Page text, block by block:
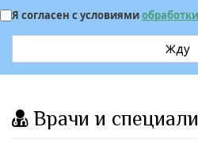
Я согласен с условиями
Жду
Врачи и